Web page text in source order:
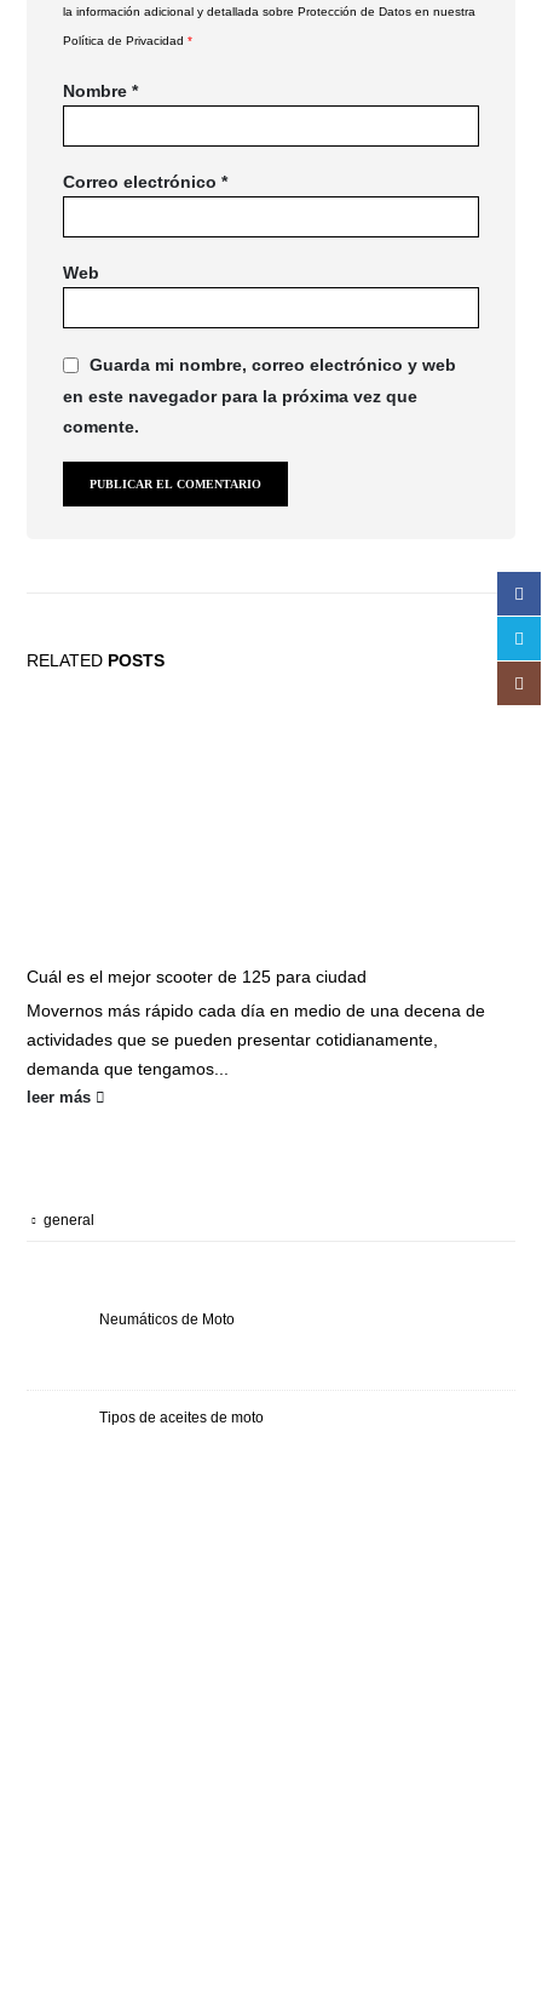
la información adicional y detallada sobre Protección de Datos en nuestra
Política de Privacidad *
Nombre*
Correo electrónico*
Web
Guarda mi nombre, correo electrónico y web
en este navegador para la próxima vez que
comente.
RELATED POSTS
Cuál es el mejor scooter de 125 para ciudad
Movernos más rápido cada día en medio de una decena de
actividades que se pueden presentar cotidianamente,
demanda que tengamos...
leer más
general
Neumáticos de Moto
Tipos de aceites de moto